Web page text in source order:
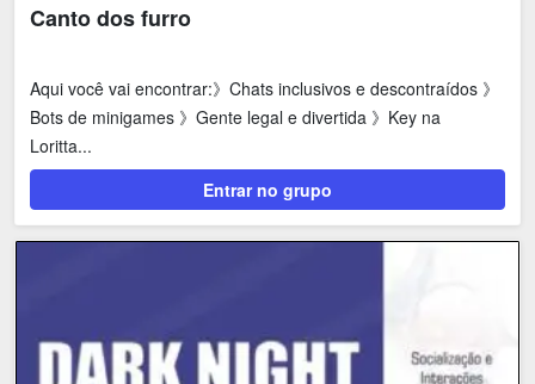
Canto dos furro
Aqui você vai encontrar:》Chats inclusivos e descontraídos 》
Bots de minigames 》Gente legal e divertida 》Key na
Loritta...
Entrar no grupo